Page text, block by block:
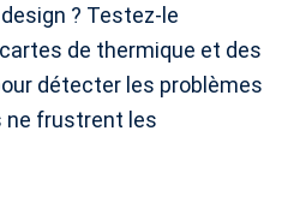
? Testez-le
de thermique et des
détecter les problèmes
ne frustrent les